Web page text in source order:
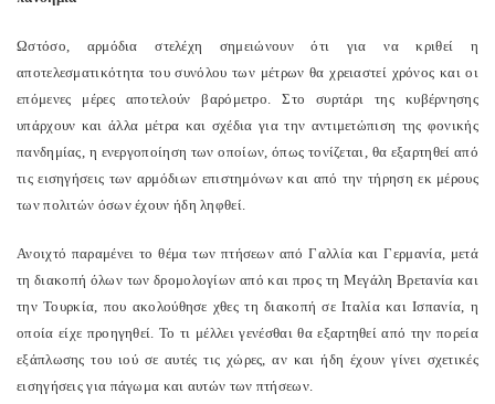
Ωστόσο, αρμόδια στελέχη σημειώνουν ότι για να κριθεί η
αποτελεσματικότητα του συνόλου των μέτρων θα χρειαστεί χρόνος και οι
επόμενες μέρες αποτελούν βαρόμετρο. Στο συρτάρι της κυβέρνησης
υπάρχουν και άλλα μέτρα και σχέδια για την αντιμετώπιση της φονικής
πανδημίας, η ενεργοποίηση των οποίων, όπως τονίζεται, θα εξαρτηθεί από
τις εισηγήσεις των αρμόδιων επιστημόνων και από την τήρηση εκ μέρους
των πολιτών όσων έχουν ήδη ληφθεί.
Ανοιχτό παραμένει το θέμα των πτήσεων από Γαλλία και Γερμανία, μετά
τη διακοπή όλων των δρομολογίων από και προς τη Μεγάλη Βρετανία και
την Τουρκία, που ακολούθησε χθες τη διακοπή σε Ιταλία και Ισπανία, η
οποία είχε προηγηθεί. Το τι μέλλει γενέσθαι θα εξαρτηθεί από την πορεία
εξάπλωσης του ιού σε αυτές τις χώρες, αν και ήδη έχουν γίνει σχετικές
εισηγήσεις για πάγωμα και αυτών των πτήσεων.